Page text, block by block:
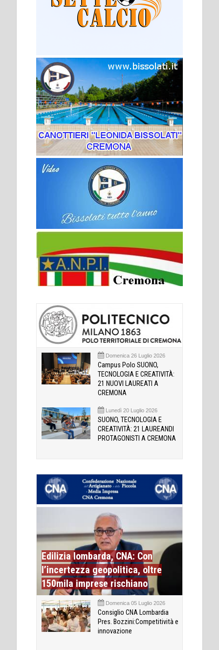
Domenica 26 Luglio 2026
Campus Polo SUONO,
TECNOLOGIA E CREATIVITÀ:
21 NUOVI LAUREATI A
CREMONA
Lunedì 20 Luglio 2026
SUONO, TECNOLOGIA E
CREATIVITÀ: 21 LAUREANDI
PROTAGONISTI A CREMONA
Edilizia lombarda, CNA: Con
l’incertezza geopolitica, oltre
150mila imprese rischiano
Domenica 05 Luglio 2026
Consiglio CNA Lombardia
Pres. Bozzini:Competitività e
innovazione